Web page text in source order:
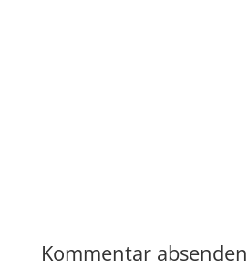
Kommentar absenden